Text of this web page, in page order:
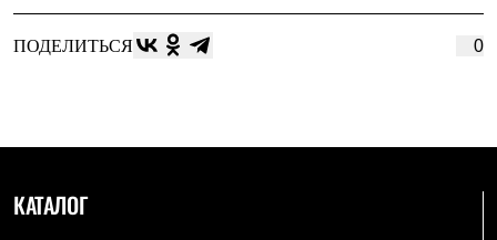
Опушки
Термоковрики
Уход за одеждой
ЗА ПОЛЯРНЫМ КРУГОМ
CITY
ПОДЕЛИТЬСЯ 0
КАТАЛОГ